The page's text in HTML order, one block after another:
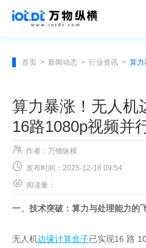
首页 > 新闻动态 > 行业资讯 >
算力暴涨！无人机
16路1080p视频并
 作者：万物纵横
 发布时间：2025-12-16 09:54
 阅读量：
一、技术突破：算力与处理能力的
无人机边缘计算盒子已实现16 路